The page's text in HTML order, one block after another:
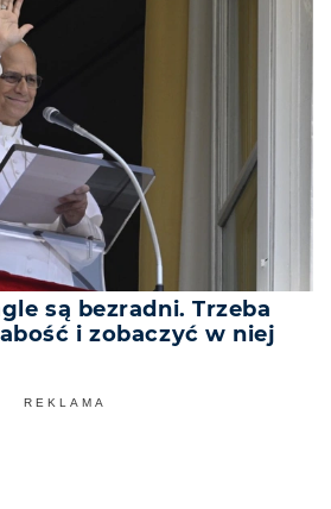
są bezradni. Trzeba
i zobaczyć w niej
REKLAMA